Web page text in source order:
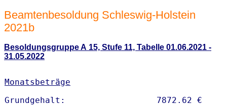
Beamtenbesoldung Schleswig-Holstein
2021b
Besoldungsgruppe A 15, Stufe 11, Tabelle 01.06.2021 -
31.05.2022
Monatsbeträge